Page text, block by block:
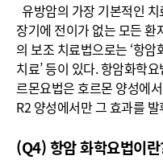
유방암의 가장 기본적인
장기에 전이가 없는 모든
의 보조 치료법으로는 ‘항암
치료’ 등이 있다. 항암화학
르몬요법은 호르몬 양성에
R2 양성에서만 그 효과를
(Q4) 항암 화학요법이